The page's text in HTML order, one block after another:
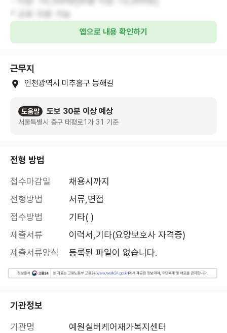
앱으로 내용 확인하기
근무지
인천광역시 미추홀구 능해길
도움말 도보 30분 이상 예상
서울특별시 중구 태평로1가 31 기준
전형 방법
접수마감일
채용시까지
전형방법
서류,면접
접수방법
기타( )
제출서류
이력서,기타(요양보호사 자격증)
제출서류양식
등록된 파일이 없습니다.
기관정보
기관명
예원실버케어재가복지센터